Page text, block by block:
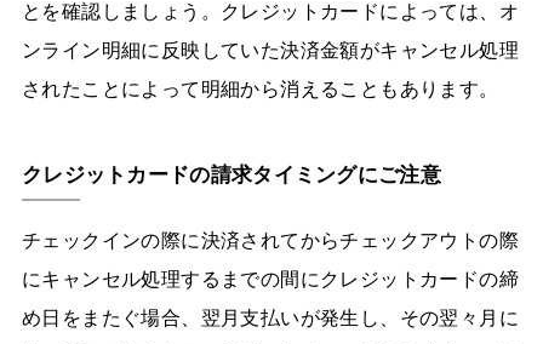
とを確認しましょう。クレジットカードによっては、オ
ンライン明細に反映していた決済金額がキャンセル処理
されたことによって明細から消えることもあります。
クレジットカードの請求タイミングにご注意
チェックインの際に決済されてからチェックアウトの際
にキャンセル処理するまでの間にクレジットカードの締
め日をまたぐ場合、翌月支払いが発生し、その翌々月に